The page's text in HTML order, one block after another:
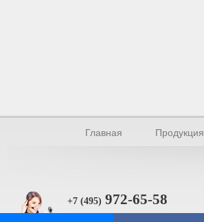
Главная Продукция
+7 (495) 972-65-58